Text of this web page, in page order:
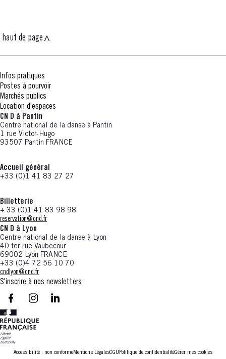
haut de page
Infos pratiques
Postes à pourvoir
Marchés publics
Location d'espaces
CN D à Pantin
Centre national de la danse à Pantin
1 rue Victor-Hugo
93507 Pantin FRANCE
Accueil général
+33 (0)1 41 83 27 27
Billetterie
+ 33 (0)1 41 83 98 98
reservation@cnd.fr
CN D à Lyon
Centre national de la danse à Lyon
40 ter rue Vaubecour
69002 Lyon FRANCE
+33 (0)4 72 56 10 70
cndlyon@cnd.fr
S'inscrire à nos newsletters
facebook - CN D - Nouvelle fenêtre
instagram - CN D - Nouvelle fenêtre
LinkedIn - CN D - Nouvelle fenêtre
Accessibilité : non conformeMentions LégalesCGU Politique de confidentialitéGérer mes cookies